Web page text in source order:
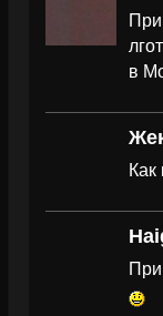
в
Как